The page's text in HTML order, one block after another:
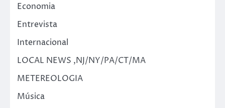
Economia
Entrevista
Internacional
LOCAL NEWS ,NJ/NY/PA/CT/MA
METEREOLOGIA
Música